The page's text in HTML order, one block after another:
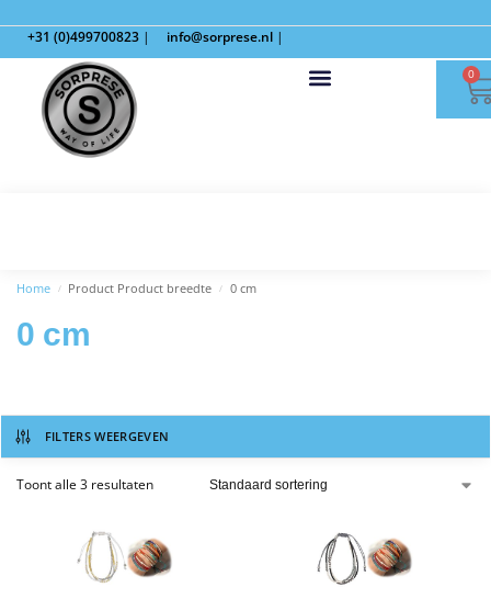
+31 (0)499700823 | info@sorprese.nl |
0
Home / Product Product breedte / 0 cm
0 cm
FILTERS WEERGEVEN
Toont alle 3 resultaten